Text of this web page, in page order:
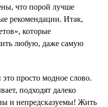
что порой лучше
рекомендации. Итак,
которые
любую, даже самую
это просто модное слово.
подходят далеко
и непредсказуемы! Жить